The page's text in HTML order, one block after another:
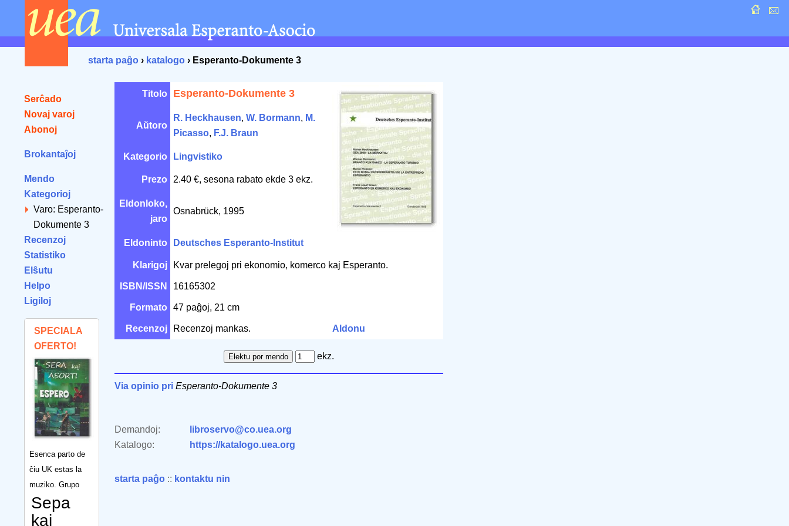
starta paĝo › katalogo › Esperanto-Dokumente 3
Serĉado
Novaj varoj
Abonoj
Brokantaĵoj
Mendo
Kategorioj
Varo: Esperanto-
Dokumente 3
Recenzoj
Statistiko
Elŝutu
Helpo
Ligiloj
SPECIALA
OFERTO!
Esenca parto de
ĉiu UK estas la
muziko. Grupo
Sepa
kaj
Titolo Esperanto-Dokumente 3
Aŭtoro
R. Heckhausen, W. Bormann, M.
Picasso, F.J. Braun
Kategorio Lingvistiko
Prezo 2.40 €, sesona rabato ekde 3 ekz.
Eldonloko,
jaro
Osnabrück, 1995
Eldoninto Deutsches Esperanto-Institut
Klarigoj Kvar prelegoj pri ekonomio, komerco kaj Esperanto.
ISBN/ISSN 16165302
Formato 47 paĝoj, 21 cm
Recenzoj Recenzoj mankas. Aldonu
ekz.
Via opinio pri Esperanto-Dokumente 3
Demandoj:
libroservo@co.uea.org
Katalogo:
https://katalogo.uea.org
starta paĝo :: kontaktu nin